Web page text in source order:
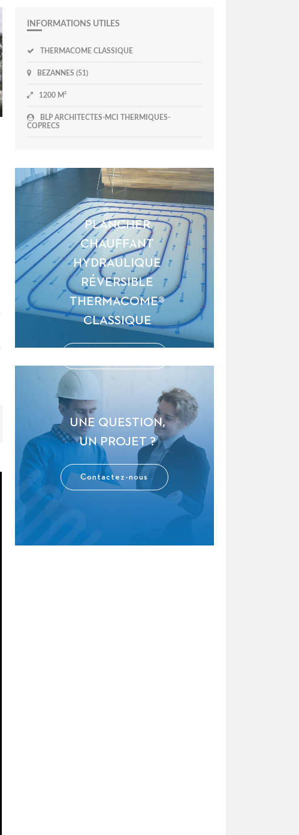
INFORMATIONS UTILES
THERMACOME CLASSIQUE
BEZANNES (51)
1200 M²
BLP ARCHITECTES-MCI THERMIQUES-
COPRECS
PLANCHER
CHAUFFANT
HYDRAULIQUE
RÉVERSIBLE
THERMACOME®
CLASSIQUE
UNE QUESTION,
UN PROJET ?
Contactez-nous